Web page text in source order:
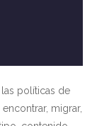
políticas de
migrar,